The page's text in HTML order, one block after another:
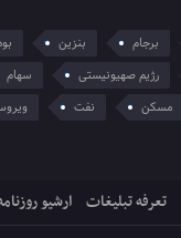
برجام بنزین
رژیم صهیونیستی سهام
مسکن نفت
تعرفه تبلیغات ارشیو